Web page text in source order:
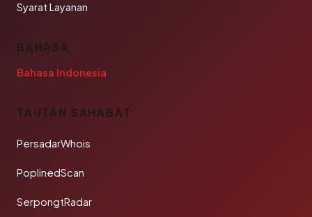
Syarat Layanan
BAHASA
Bahasa Indonesia
TAUTAN SAHABAT
PersadarWhois
PoplinedScan
SerpongtRadar